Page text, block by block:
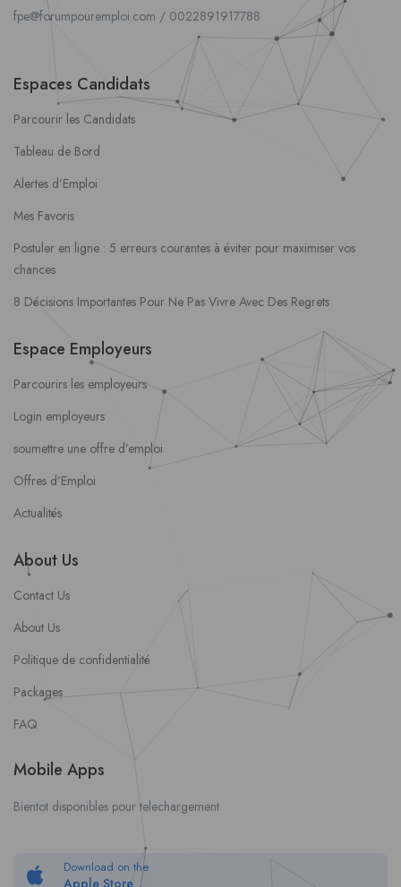
fpe@forumpouremploi.com / 0022891917788
Espaces Candidats
Parcourir les Candidats
Tableau de Bord
Alertes d’Emploi
Mes Favoris
Postuler en ligne : 5 erreurs courantes à éviter pour maximiser vos
chances
8 Décisions Importantes Pour Ne Pas Vivre Avec Des Regrets
Espace Employeurs
Parcourirs les employeurs
Login employeurs
soumettre une offre d’emploi
Offres d’Emploi
Actualités
About Us
Contact Us
About Us
Politique de confidentialité
Packages
FAQ
Mobile Apps
Bientot disponibles pour telechargement
Download on the